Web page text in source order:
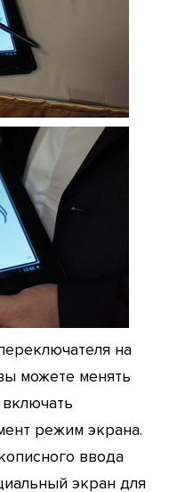
на
можете менять
режим экрана.
ввода
экран для